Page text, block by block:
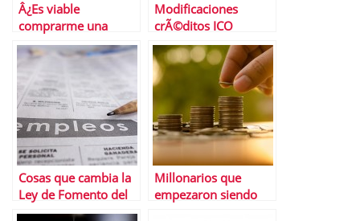
Â¿Es viable
comprarme una
Empresa en tiempos
de crisis?
Modificaciones
crÃ©ditos ICO
liquidez junio 2012 |
El ICO esta igual de
nervioso que el
mercado
Cosas que cambia la
Ley de Fomento del
Empleo
Millonarios que
empezaron siendo